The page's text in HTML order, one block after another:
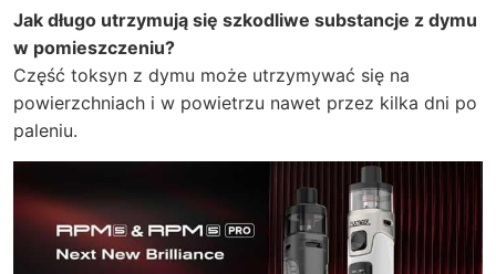
Jak długo utrzymują się szkodliwe substancje z dymu
w pomieszczeniu?
Część toksyn z dymu może utrzymywać się na
powierzchniach i w powietrzu nawet przez kilka dni po
paleniu.